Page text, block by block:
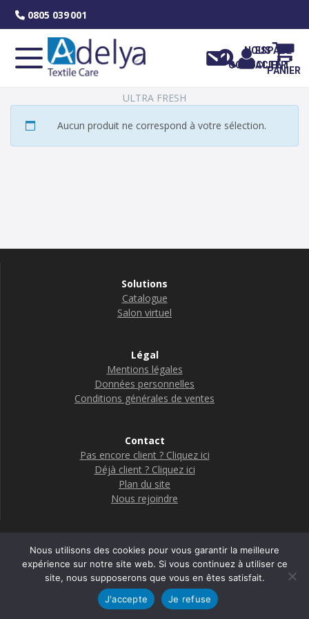
0805 039 001
NOUS
CONTACTER
ESPACE
CLIENT
PANIER
ULTRA FRESH
Aucun produit ne correspond à votre sélection.
Solutions
Catalogue
Salon virtuel
Légal
Mentions légales
Données personnelles
Conditions générales de ventes
Contact
Pas encore client ? Cliquez ici
Déjà client ? Cliquez ici
Plan du site
Nous rejoindre
Boutique Adelya Textile Care
© 2026 Adelya
Nous utilisons des cookies pour vous garantir la meilleure
expérience sur notre site web. Si vous continuez à utiliser ce
site, nous supposerons que vous en êtes satisfait.
J'accepte
Je refuse